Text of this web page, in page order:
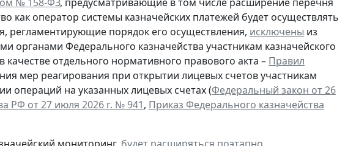
как оператор системы казначейских платежей будет осуществлять
регламентирующие порядок его осуществления, исключены из
органами Федерального казначейства участникам казначейского
отдельного нормативного правового акта – Правил
мер реагирования при открытии лицевых счетов участникам
операций на указанных лицевых счетах (Федеральный закон от 26
РФ от 27 июля 2026 г. № 941, Приказ Федерального казначейства